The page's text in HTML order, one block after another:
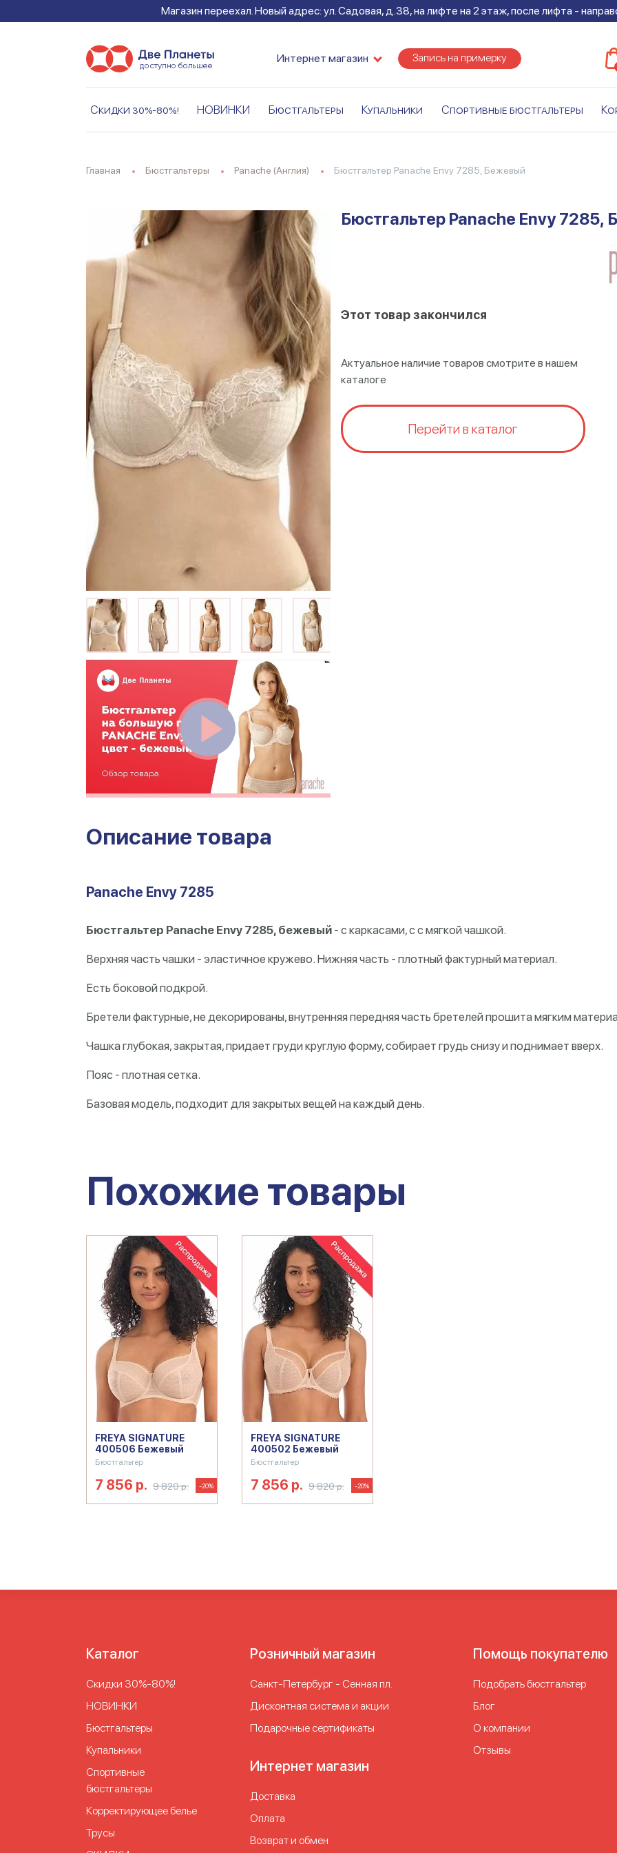
Магазин переехал. Новый адрес: ул. Садовая, д.38, на лифте на 2 этаж, после лифта -
Интернет магазин Запись на примерку
Скидки 30%-80%! НОВИНКИ Бюстгальтеры Купальники Спортивные бюстгальтеры
Главная Бюстгальтеры Panache (Англия) Бюстгальтер Panache Envy 7285, Бежевый
Бюстгальтер Panache Envy 7285,
Этот товар закончился
Актуальное наличие товаров смотрите в нашем
каталоге
Перейти в каталог
Описание товара
Panache Envy 7285
Бюстгальтер Panache Envy 7285, бежевый- с каркасами, с с мягкой чашкой.
Верхняя часть чашки - эластичное кружево. Нижняя часть - плотный фактурный материал.
Есть боковой подкрой.
Бретели фактурные, не декорированы, внутренняя передняя часть бретелей прошита мягким
Чашкаглубокая, закрытая, придает груди круглую форму,собирает грудь снизу и поднимает вверх.
Пояс - плотная сетка.
Базовая модель, подходит для закрытых вещей на каждый день.
Похожие товары
FREYA SIGNATURE
400506 Бежевый
Бюстгальтер
7 856 р. 9 820 р. -20%
FREYA SIGNATURE
400502 Бежевый
Бюстгальтер
7 856 р. 9 820 р. -20%
Каталог
Скидки 30%-80%!
НОВИНКИ
Бюстгальтеры
Купальники
Спортивные
бюстгальтеры
Корректирующее белье
Трусы
Розничный магазин
Cанкт-Петербург - Сенная пл.
Дисконтная система и акции
Подарочные сертификаты
Интернет магазин
Доставка
Оплата
Возврат и обмен
Помощь покупателю
Подобрать бюстгальтер
Блог
О компании
Отзывы